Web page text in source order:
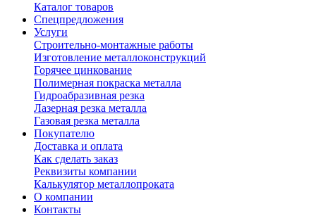
Каталог товаров
Спецпредложения
Услуги
Строительно-монтажные работы
Изготовление металлоконструкций
Горячее цинкование
Полимерная покраска металла
Гидроабразивная резка
Лазерная резка металла
Газовая резка металла
Покупателю
Доставка и оплата
Как сделать заказ
Реквизиты компании
Калькулятор металлопроката
О компании
Контакты